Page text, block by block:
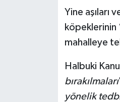
Yine aşıları
köpeklerinin
mahalleye
Halbuki
bırakılmaları
yönelik